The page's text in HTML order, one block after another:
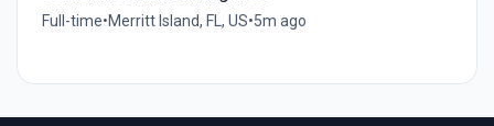
Full-time•Merritt Island, FL, US•5m ago